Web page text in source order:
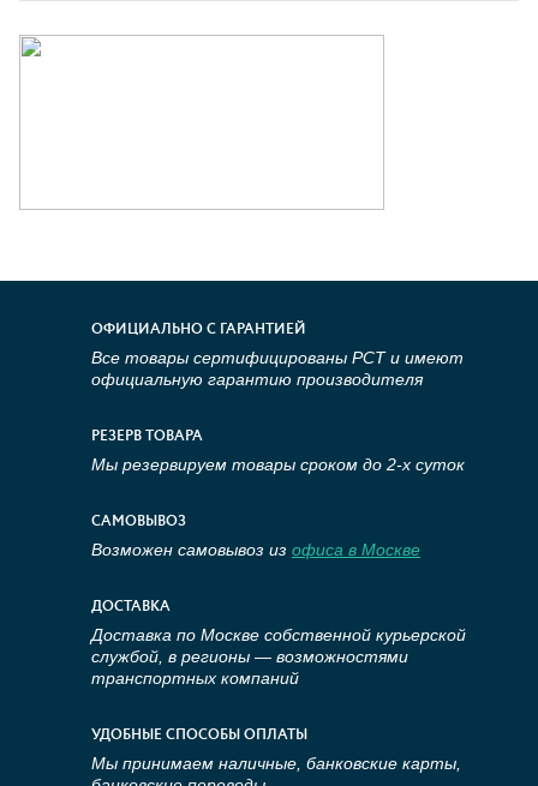
ОФИЦИАЛЬНО С ГАРАНТИЕЙ
Все товары сертифицированы РСТ и имеют
официальную гарантию производителя
РЕЗЕРВ ТОВАРА
Мы резервируем товары сроком до 2-х суток
САМОВЫВОЗ
Возможен самовывоз из офиса в Москве
ДОСТАВКА
Доставка по Москве собственной курьерской
службой, в регионы — возможностями
транспортных компаний
УДОБНЫЕ СПОСОБЫ ОПЛАТЫ
Мы принимаем наличные, банковские карты,